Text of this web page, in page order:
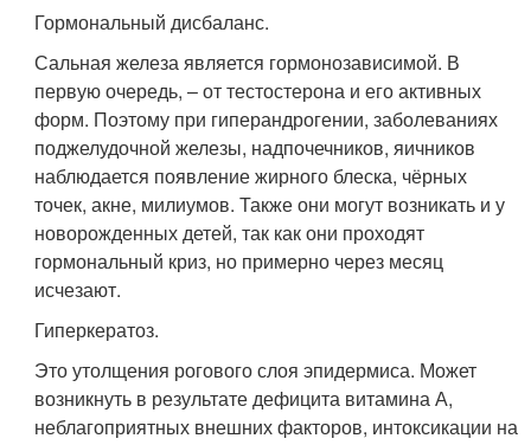
Гормональный дисбаланс.
Сальная железа является гормонозависимой. В
первую очередь, – от тестостерона и его активных
форм. Поэтому при гиперандрогении, заболеваниях
поджелудочной железы, надпочечников, яичников
наблюдается появление жирного блеска, чёрных
точек, акне, милиумов. Также они могут возникать и у
новорожденных детей, так как они проходят
гормональный криз, но примерно через месяц
исчезают.
Гиперкератоз.
Это утолщения рогового слоя эпидермиса. Может
возникнуть в результате дефицита витамина А,
неблагоприятных внешних факторов, интоксикации на